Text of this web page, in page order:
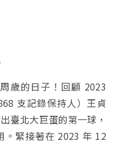
歲的日子！回顧 2023
支記錄保持人）王貞
臺北大巨蛋的第一球，
。緊接著在 2023 年 12